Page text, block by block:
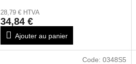
28,79 € HTVA
34,84 €
Ajouter au panier
Code: 0348S5